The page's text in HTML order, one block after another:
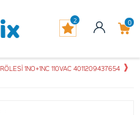
0
2
1NO+1NC 110VAC 4011209437654